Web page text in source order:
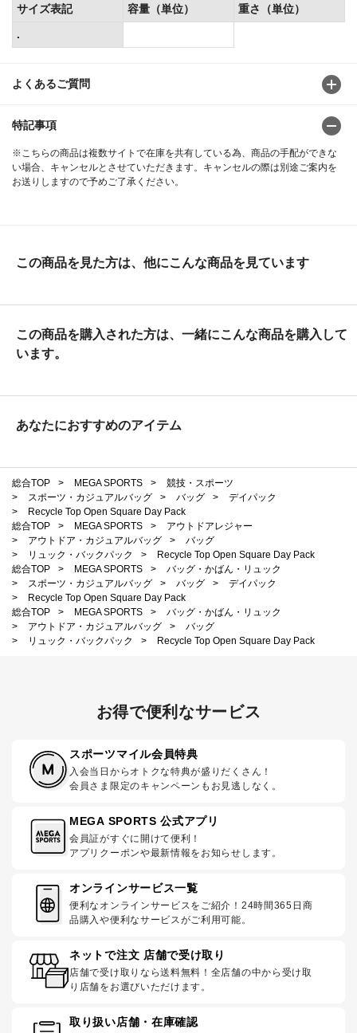
よくあるご質問
特記事項
※こちらの商品は複数サイトで在庫を共有している為、商品の手配ができな
い場合、キャンセルとさせていただきます。キャンセルの際は別途ご案内を
お送りしますので予めご了承ください。
サイズ表記 容量（単位）
重さ（単位）
.
この商品を見た方は、他にこんな商品を見ています
この商品を購入された方は、一緒にこんな商品を購入して
います。
あなたにおすすめのアイテム
総合TOP > MEGA SPORTS >
競技・スポーツ
>
スポーツ・カジュアルバッグ > バッグ >
デイパック
>
Recycle Top Open Square Day Pack
総合TOP
> MEGA SPORTS >
アウトドアレジャー
>
アウトドア・カジュアルバッグ >
バッグ
>
リュック・バックパック >
Recycle Top Open Square Day Pack
総合TOP
> MEGA SPORTS >
バッグ・かばん・リュック
>
スポーツ・カジュアルバッグ > バッグ >
デイパック
>
Recycle Top Open Square Day Pack
総合TOP
> MEGA SPORTS >
バッグ・かばん・リュック
>
アウトドア・カジュアルバッグ >
バッグ
>
リュック・バックパック > Recycle Top Open Square Day Pack
お得で便利なサービス
スポーツマイル会員特典
入会当日からオトクな特典が盛りだくさん！
会員さま限定のキャンペーンもお見逃しなく。
MEGA SPORTS 公式アプリ
会員証がすぐに開けて便利！
アプリクーポンや最新情報をお知らせします。
オンラインサービス一覧
便利なオンラインサービスをご紹介！24時間365日商
品購入や便利なサービスがご利用可能。
ネットで注文 店舗で受け取り
店舗で受け取りなら送料無料！全店舗の中から受け取
り店舗をお選びいただけます。
取り扱い店舗・在庫確認